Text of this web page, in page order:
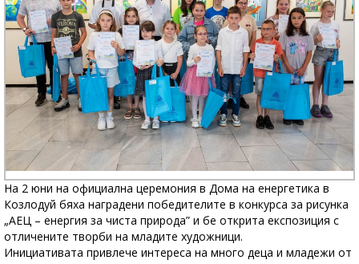
На 2 юни на официална церемония в Дома на енергетика в
Козлодуй бяха наградени победителите в конкурсa за рисунка
„АЕЦ – енергия за чиста природа” и бе открита експозиция с
отличените творби на младите художници.
Инициативата привлече интереса на много деца и младежи от